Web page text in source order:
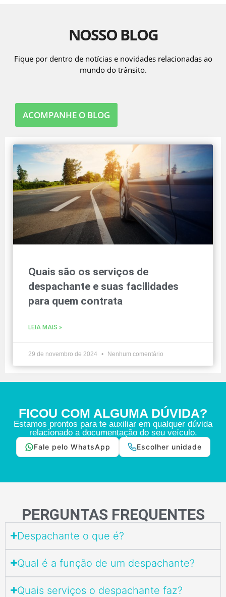
NOSSO BLOG
Fique por dentro de notícias e novidades relacionadas ao
mundo do trânsito.
ACOMPANHE O BLOG
Quais são os serviços de
despachante e suas facilidades
para quem contrata
LEIA MAIS »
29 de novembro de 2024 Nenhum comentário
FICOU COM ALGUMA DÚVIDA?
Estamos prontos para te auxiliar em qualquer dúvida
relacionado a documentação do seu veículo.
Fale pelo WhatsApp Escolher unidade
PERGUNTAS FREQUENTES
Despachante o que é?
Qual é a função de um despachante?
Quais serviços o despachante faz?